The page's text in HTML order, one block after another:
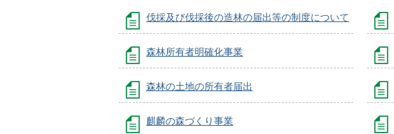
伐採及び伐採後の造林の届出等の制度について
森林所有者明確化事業
森林の土地の所有者届出
麒麟の森づくり事業